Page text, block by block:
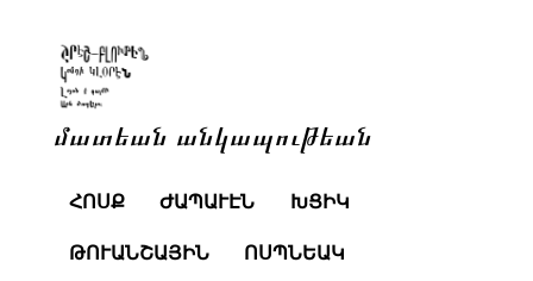
մատեան անկապութեան
ՀՈՍՔ ԺԱՊԱՒԷՆ ԽՑԻԿ
ԹՈՒԱՆՇԱՅԻՆ ՈՍՊՆԵԱԿ